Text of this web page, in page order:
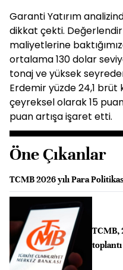
Garanti Yatırım
dikkat çekti.
maliyetlerine
ortalama 130 dolar
tonaj ve yüksek
Erdemir yüzde 24,1 brüt
çeyreksel olarak 15
puan artışa işaret etti.
Öne Çıkanlar
TCMB 2026 yılı Para
TCMB,